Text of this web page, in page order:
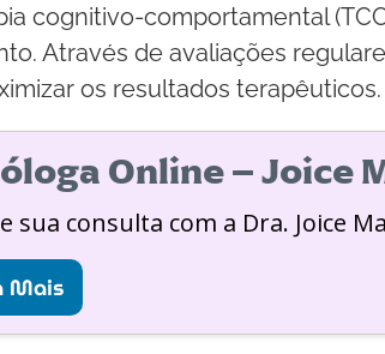
cognitivo-comportamental
Através de avaliações
os resultados terapêuticos.
Online – Joice
sua consulta com a Dra. Joice
Mais